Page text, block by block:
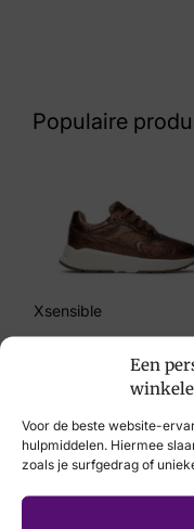
Een
Voor de beste website-
hulpmiddelen. Hiermee
zoals je surfgedrag of
Merk
Post Xchange
Artikelnummer
YDUNN 03
Populaire
Xsensible